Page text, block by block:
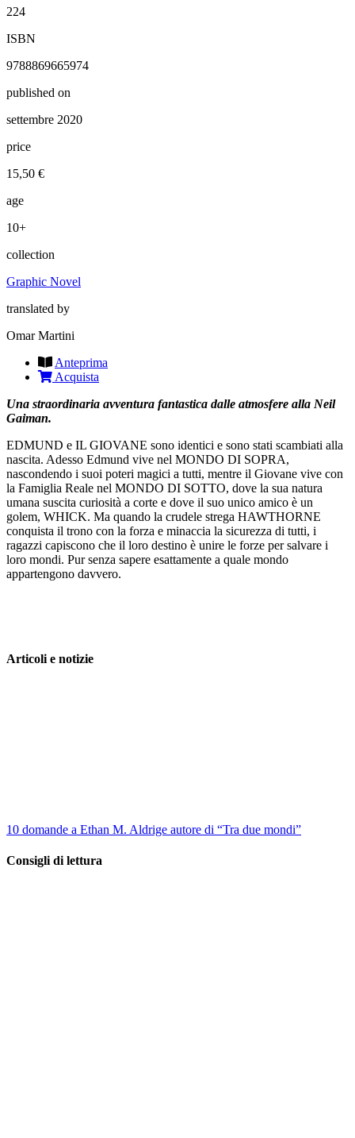
224
ISBN
9788869665974
published on
settembre 2020
price
15,50 €
age
10+
collection
Graphic Novel
translated by
Omar Martini
Anteprima
Acquista
Una straordinaria avventura fantastica dalle atmosfere alla Neil
Gaiman.
EDMUND e IL GIOVANE sono identici e sono stati scambiati alla
nascita. Adesso Edmund vive nel MONDO DI SOPRA,
nascondendo i suoi poteri magici a tutti, mentre il Giovane vive con
la Famiglia Reale nel MONDO DI SOTTO, dove la sua natura
umana suscita curiosità a corte e dove il suo unico amico è un
golem, WHICK. Ma quando la crudele strega HAWTHORNE
conquista il trono con la forza e minaccia la sicurezza di tutti, i
ragazzi capiscono che il loro destino è unire le forze per salvare i
loro mondi. Pur senza sapere esattamente a quale mondo
appartengono davvero.
Articoli e notizie
10 domande a Ethan M. Aldrige autore di “Tra due mondi”
Consigli di lettura